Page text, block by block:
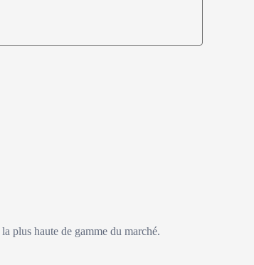
la plus haute de gamme du marché.